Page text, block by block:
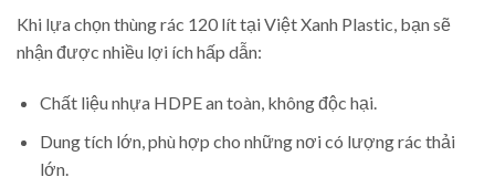
Khi lựa chọn thùng rác 120 lít tại Việt Xanh Plastic, bạn sẽ
nhận được nhiều lợi ích hấp dẫn:
Chất liệu nhựa HDPE an toàn, không độc hại.
Dung tích lớn, phù hợp cho những nơi có lượng rác thải
lớn.